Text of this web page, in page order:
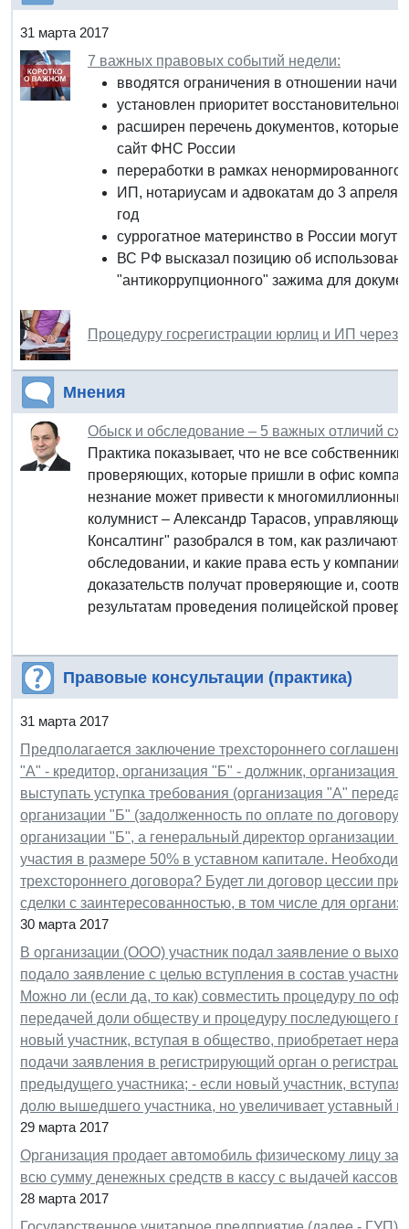
31 марта 2017
7 важных правовых событий недели:
вводятся ограничения в отношении
установлен приоритет
расширен перечень документов, которые
сайт ФНС России
переработки в рамках ненормированного
ИП, нотариусам и адвокатам до 3 апреля
год
суррогатное материнство в России могут
ВС РФ высказал позицию об
"антикоррупционного" зажима для
Процедуру госрегистрации юрлиц и ИП через
Мнения
Обыск и обследование – 5 важных отличий
Практика показывает, что не все
проверяющих, которые пришли в офис
незнание может привести к
колумнист – Александр Тарасов,
Консалтинг" разобрался в том, как
обследовании, и какие права есть у компании.
доказательств получат проверяющие и,
результатам проведения полицейской
Правовые консультации (практика)
31 марта 2017
Предполагается заключение трехстороннего
"А" - кредитор, организация "Б" - должник, организация
выступать уступка требования (организация "А"
организации "Б" (задолженность по оплате по
организации "Б", а генеральный директор организации
участия в размере 50% в уставном капитале.
трехстороннего договора? Будет ли договор цессии
сделки с заинтересованностью, в том числе для
30 марта 2017
В организации (ООО) участник подал заявление о
подало заявление с целью вступления в состав
Можно ли (если да, то как) совместить процедуру по
передачей доли обществу и процедуру последующего
новый участник, вступая в общество, приобретает
подачи заявления в регистрирующий орган о
предыдущего участника; - если новый участник,
долю вышедшего участника, но увеличивает уставный
29 марта 2017
Организация продает автомобиль физическому лицу за
всю сумму денежных средств в кассу с выдачей
28 марта 2017